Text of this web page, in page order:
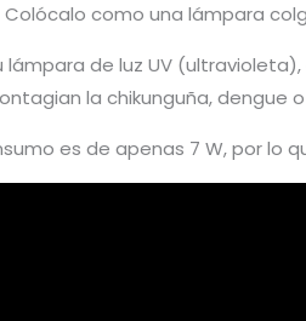
Colócalo como una lámpara
lámpara de luz UV
la chikunguña, dengue
es de apenas 7 W, por lo